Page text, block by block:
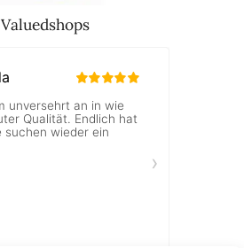
Valuedshops